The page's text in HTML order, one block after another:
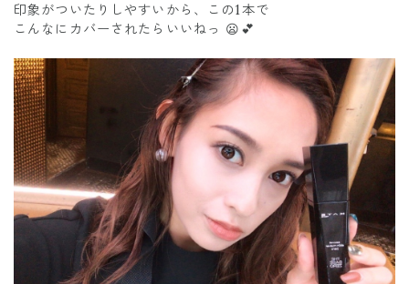
印象がついたりしやすいから、この1本で
こんなにカバーされたらいいねっ 😦💕